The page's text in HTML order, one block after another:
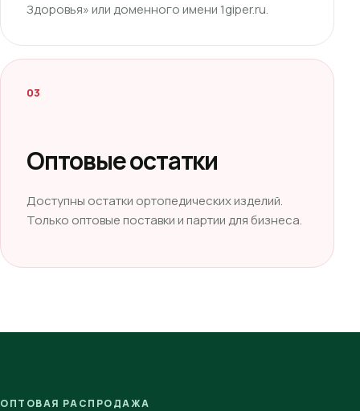
Здоровья» или доменного имени 1giper.ru.
03
Оптовые остатки
Доступны остатки ортопедических изделий.
Только оптовые поставки и партии для бизнеса.
ОПТОВАЯ РАСПРОДАЖА